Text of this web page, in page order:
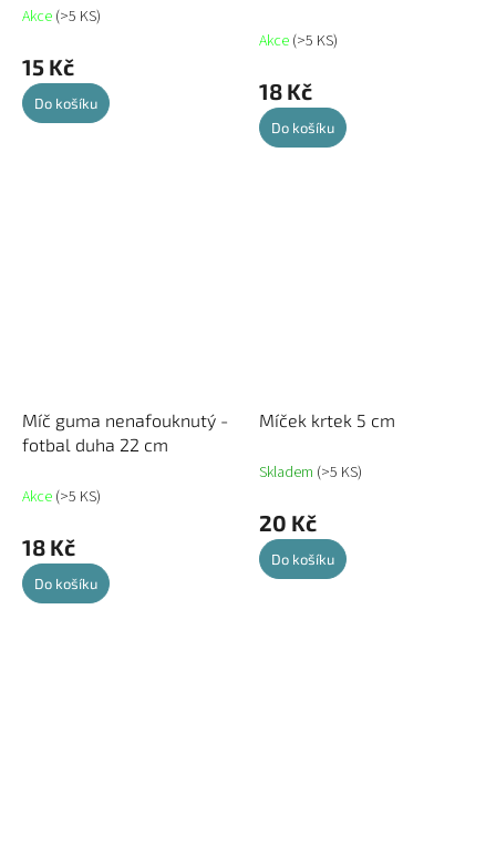
Akce (>5 KS)
15 Kč
Do košíku
Akce (>5 KS)
18 Kč
Do košíku
Míč guma nenafouknutý -
fotbal duha 22 cm
Akce (>5 KS)
18 Kč
Do košíku
Míček krtek 5 cm
Skladem (>5 KS)
20 Kč
Do košíku